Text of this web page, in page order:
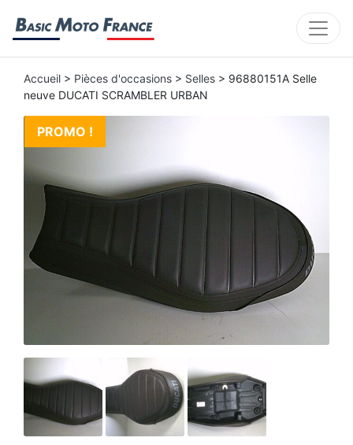
Accueil > Pièces d'occasions > Selles > 96880151A Selle
neuve DUCATI SCRAMBLER URBAN
PROMO !